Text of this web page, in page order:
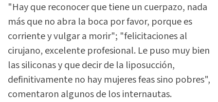
"Hay que reconocer que tiene un cuerpazo, nada
más que no abra la boca por favor, porque es
corriente y vulgar a morir"; "felicitaciones al
cirujano, excelente profesional. Le puso muy bien
las siliconas y que decir de la liposucción,
definitivamente no hay mujeres feas sino pobres",
comentaron algunos de los internautas.